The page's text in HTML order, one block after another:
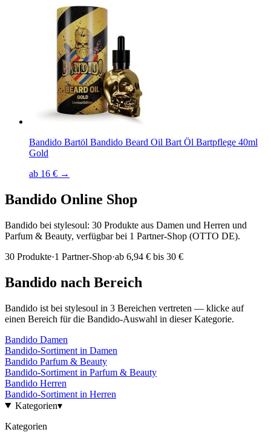
Bandido Bartöl Bandido Beard Oil Bart Öl Bartpflege 40ml
Gold
ab 16 € →
Bandido Online Shop
Bandido bei stylesoul: 30 Produkte aus Damen und Herren und
Parfum & Beauty, verfügbar bei 1 Partner-Shop (OTTO DE).
30 Produkte·1 Partner-Shop·ab 6,94 € bis 30 €
Bandido nach Bereich
Bandido ist bei stylesoul in 3 Bereichen vertreten — klicke auf
einen Bereich für die Bandido-Auswahl in dieser Kategorie.
Bandido Damen
Bandido-Sortiment in Damen
Bandido Parfum & Beauty
Bandido-Sortiment in Parfum & Beauty
Bandido Herren
Bandido-Sortiment in Herren
Kategorien▾
Kategorien